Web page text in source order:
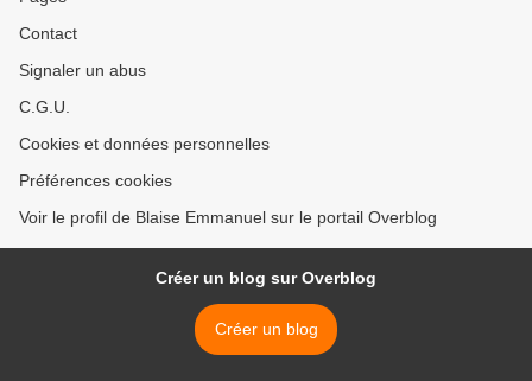
Contact
Signaler un abus
C.G.U.
Cookies et données personnelles
Préférences cookies
Voir le profil de Blaise Emmanuel sur le portail Overblog
Créer un blog sur Overblog
Créer un blog